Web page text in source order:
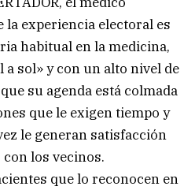
experiencia electoral es
habitual en la medicina,
a sol» y con un alto nivel de
su agenda está colmada
que le exigen tiempo y
le generan satisfacción
los vecinos.
que lo reconocen en